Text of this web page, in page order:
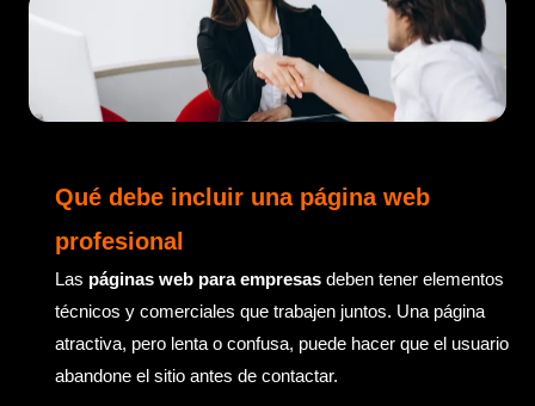
Qué debe incluir una página web
profesional
Las páginas web para empresasdeben tener elementos
técnicos y comerciales que trabajen juntos. Una página
atractiva, pero lenta o confusa, puede hacer que el usuario
abandone el sitio antes de contactar.